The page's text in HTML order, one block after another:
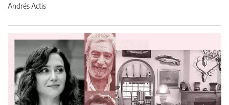
Andrés Actis